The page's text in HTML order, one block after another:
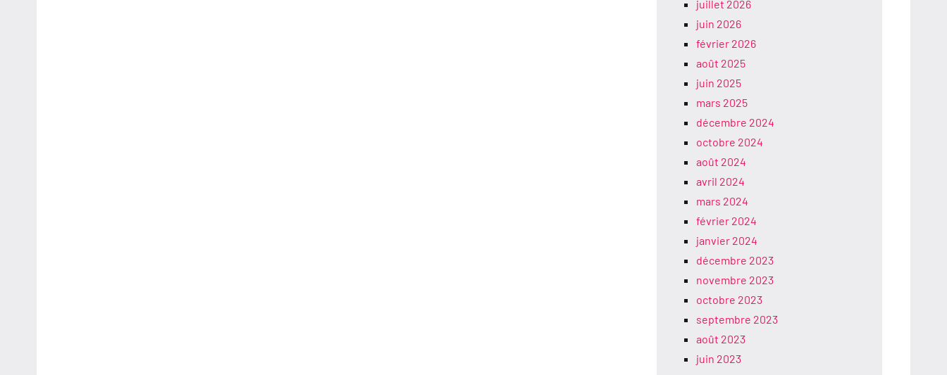
juillet 2026
juin 2026
février 2026
août 2025
juin 2025
mars 2025
décembre 2024
octobre 2024
août 2024
avril 2024
mars 2024
février 2024
janvier 2024
décembre 2023
novembre 2023
octobre 2023
septembre 2023
août 2023
juin 2023